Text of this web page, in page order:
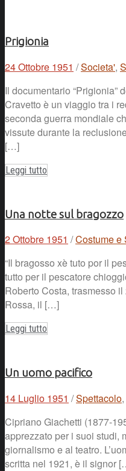
Prigionia
24 Ottobre 1951 /Societa',
Il documentario “Prigionia”
Cravetto è un viaggio tra i
seconda guerra mondiale
vissute durante la
[…]
Leggi tutto
Una notte sul bragozzo
2 Ottobre 1951 /Costume e
“Il bragosso xè tuto por il
tutto per il pescatore
Roberto Costa, trasmesso
Rossa, il […]
Leggi tutto
Un uomo pacifico
14 Luglio 1951 /Spettacolo,
Cipriano Giachetti (1877-
apprezzato per i suoi studi,
giornalismo e al teatro.
scritta nel 1921, è il signor